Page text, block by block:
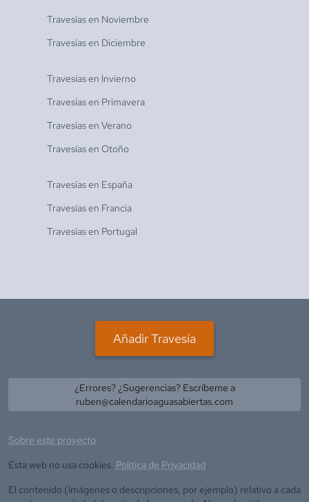
Travesías en Noviembre
Travesías en Diciembre
Travesías en Invierno
Travesías en Primavera
Travesías en Verano
Travesías en Otoño
Travesías en España
Travesías en Francia
Travesías en Portugal
Añadir Travesía
¿Errores? ¿Sugerencias? Escríbeme a
ruben@calendarioaguasabiertas.com
Sobre este proyecto
Esta web no usa cookies. Política de Privacidad
El contenido (imágenes o descripciones, por ejemplo) relativo a cada